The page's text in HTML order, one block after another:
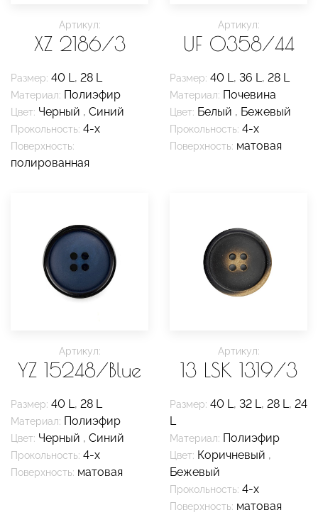
Артикул:
XZ 2186/3
Размер: 40 L, 28 L
Материал: Полиэфир
Цвет: Черный , Синий
Прокольность: 4-х
Поверхность:
полированная
Артикул:
UF 0358/44
Размер: 40 L, 36 L, 28 L
Материал: Почевина
Цвет: Белый , Бежевый
Прокольность: 4-х
Поверхность: матовая
Артикул:
YZ 15248/Blue
Размер: 40 L, 28 L
Материал: Полиэфир
Цвет: Черный , Синий
Прокольность: 4-х
Поверхность: матовая
Артикул:
13 LSK 1319/3
Размер: 40 L, 32 L, 28 L, 24
L
Материал: Полиэфир
Цвет: Коричневый ,
Бежевый
Прокольность: 4-х
Поверхность: матовая